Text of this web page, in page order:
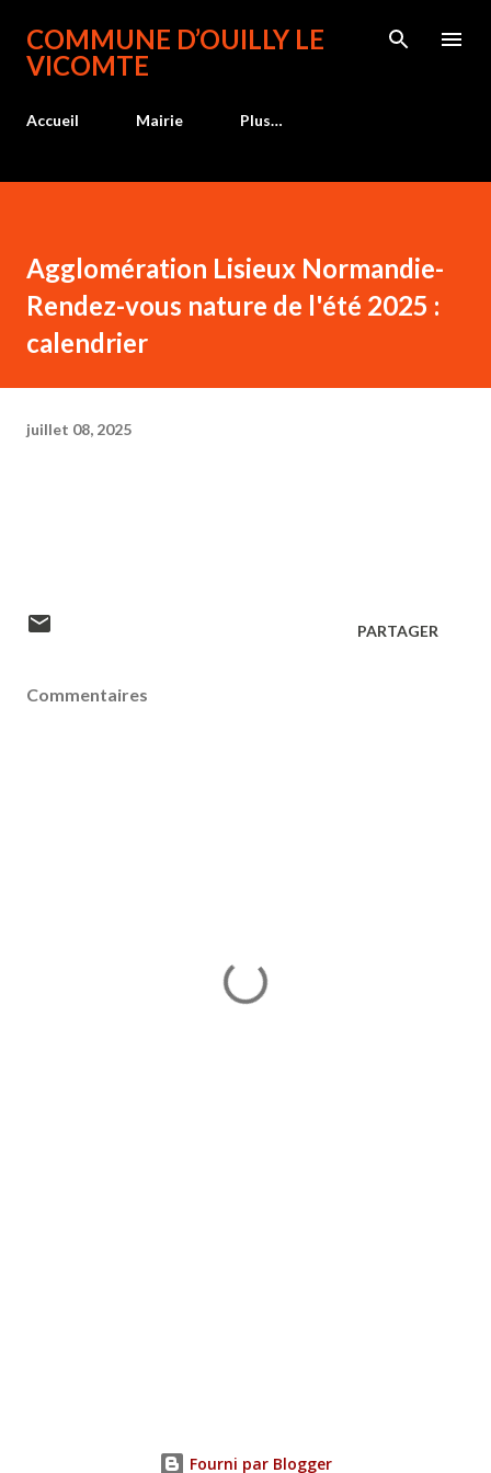
Accéder au contenu principal
COMMUNE D’OUILLY LE
VICOMTE
Accueil Mairie Plus…
Agglomération Lisieux Normandie-
Rendez-vous nature de l'été 2025 :
calendrier
juillet 08, 2025
PARTAGER
Commentaires
Fourni par Blogger